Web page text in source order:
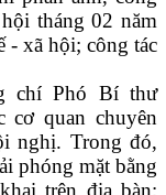
tháng 02 năm
- xã hội; công tác
chí Phó Bí thư
cơ quan chuyên
nghị. Trong đó,
phóng mặt bằng